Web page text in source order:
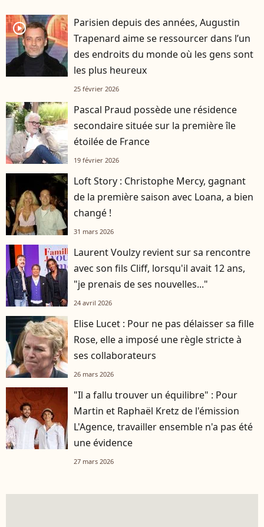
player2
Parisien depuis des années, Augustin
Trapenard aime se ressourcer dans l’un
des endroits du monde où les gens sont
les plus heureux
25 février 2026
Pascal Praud possède une résidence
secondaire située sur la première île
étoilée de France
19 février 2026
Loft Story : Christophe Mercy, gagnant
de la première saison avec Loana, a bien
changé !
31 mars 2026
Laurent Voulzy revient sur sa rencontre
avec son fils Cliff, lorsqu'il avait 12 ans,
"je prenais de ses nouvelles..."
24 avril 2026
Elise Lucet : Pour ne pas délaisser sa fille
Rose, elle a imposé une règle stricte à
ses collaborateurs
26 mars 2026
"Il a fallu trouver un équilibre" : Pour
Martin et Raphaël Kretz de l'émission
L'Agence, travailler ensemble n'a pas été
une évidence
27 mars 2026